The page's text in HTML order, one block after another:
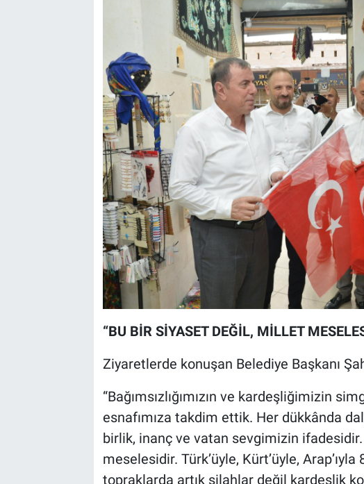
“BU BİR SİYASET DEĞİL, MİLLET
Ziyaretlerde konuşan Belediye Başkanı
“Bağımsızlığımızın ve kardeşliğimizin
esnafımıza takdim ettik. Her dükkânda
birlik, inanç ve vatan sevgimizin
meselesidir. Türk’üyle, Kürt’üyle,
topraklarda artık silahlar değil kardeşlik